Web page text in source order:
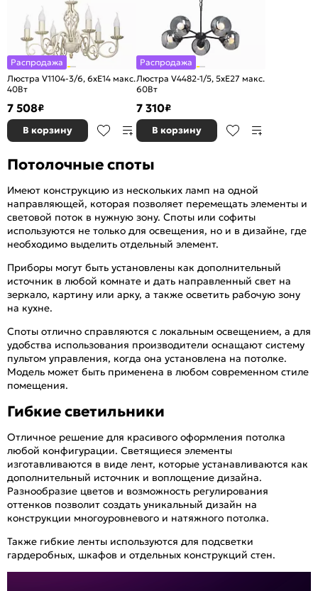
Распродажа
Люстра V1104-3/6, 6хE14 макс.
40Вт
7 508₽
В корзину
Распродажа
Люстра V4482-1/5, 5хE27 макс.
60Вт
7 310₽
В корзину
Потолочные споты
Имеют конструкцию из нескольких ламп на одной
направляющей, которая позволяет перемещать элементы и
световой поток в нужную зону. Споты или софиты
используются не только для освещения, но и в дизайне, где
необходимо выделить отдельный элемент.
Приборы могут быть установлены как дополнительный
источник в любой комнате и дать направленный свет на
зеркало, картину или арку, а также осветить рабочую зону
на кухне.
Споты отлично справляются с локальным освещением, а для
удобства использования производители оснащают систему
пультом управления, когда она установлена на потолке.
Модель может быть применена в любом современном стиле
помещения.
Гибкие светильники
Отличное решение для красивого оформления потолка
любой конфигурации. Светящиеся элементы
изготавливаются в виде лент, которые устанавливаются как
дополнительный источник и воплощение дизайна.
Разнообразие цветов и возможность регулирования
оттенков позволит создать уникальный дизайн на
конструкции многоуровневого и натяжного потолка.
Также гибкие ленты используются для подсветки
гардеробных, шкафов и отдельных конструкций стен.